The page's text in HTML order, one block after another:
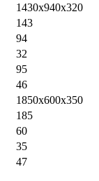
1430x940x320
143
94
32
95
46
1850x600x350
185
60
35
47